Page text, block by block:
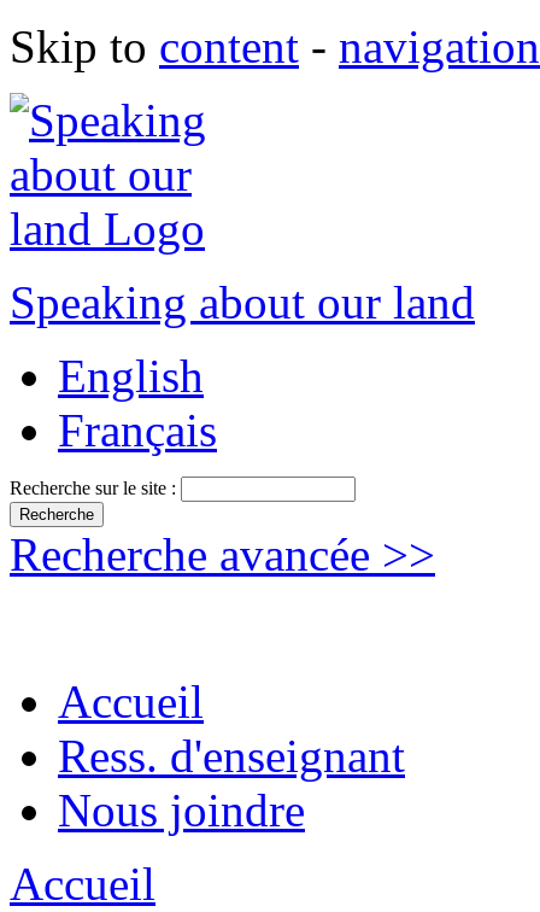
Skip to content - navigation
Speaking about our land
English
Français
Recherche sur le site :
Recherche avancée >>
Accueil
Ress. d'enseignant
Nous joindre
Accueil